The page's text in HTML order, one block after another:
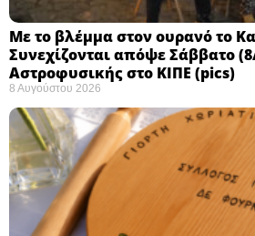
Με το βλέμμα στον ουρανό το
Συνεχίζονται απόψε Σάββατο
Αστροφυσικής στο ΚΙΠΕ (pics)
8 Αυγούστου 2026